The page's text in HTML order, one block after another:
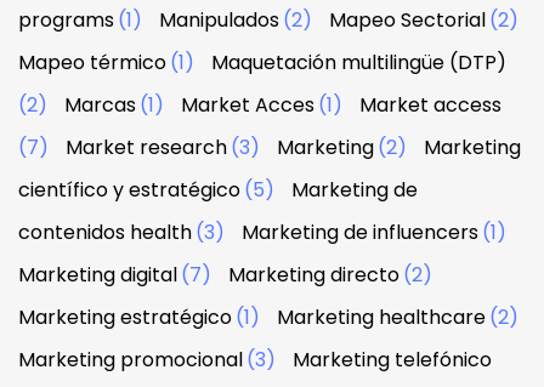
programs(1) Manipulados(2) Mapeo Sectorial(2)
Mapeo térmico(1)
Maquetación multilingüe (DTP)
(2)
Marcas(1) Market Acces(1)
Market access
(7)
Market research(3) Marketing(2)
Marketing
científico y estratégico(5)
Marketing de
contenidos health(3) Marketing de influencers(1)
Marketing digital(7) Marketing directo(2)
Marketing estratégico(1) Marketing healthcare(2)
Marketing promocional(3)
Marketing telefónico